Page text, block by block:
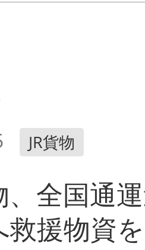
JR貨物
、全国通
救援物資